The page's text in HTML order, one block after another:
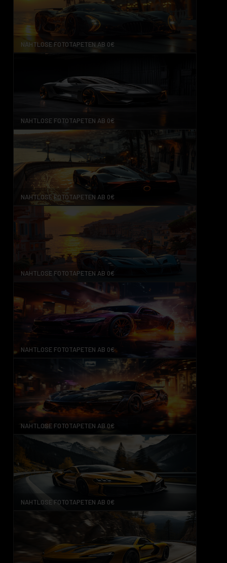
NAHTLOSE FOTOTAPETEN AB 0€
NAHTLOSE FOTOTAPETEN AB 0€
NAHTLOSE FOTOTAPETEN AB 0€
NAHTLOSE FOTOTAPETEN AB 0€
NAHTLOSE FOTOTAPETEN AB 0€
NAHTLOSE FOTOTAPETEN AB 0€
NAHTLOSE FOTOTAPETEN AB 0€